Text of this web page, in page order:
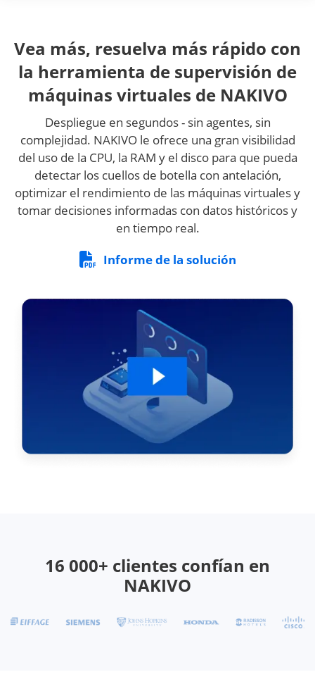
Vea más, resuelva más rápido con
la herramienta de supervisión de
máquinas virtuales de NAKIVO
Despliegue en segundos - sin agentes, sin
complejidad. NAKIVO le ofrece una gran visibilidad
del uso de la CPU, la RAM y el disco para que pueda
detectar los cuellos de botella con antelación,
optimizar el rendimiento de las máquinas virtuales y
tomar decisiones informadas con datos históricos y
en tiempo real.
Informe de la solución
16 000+ clientes confían en
NAKIVO